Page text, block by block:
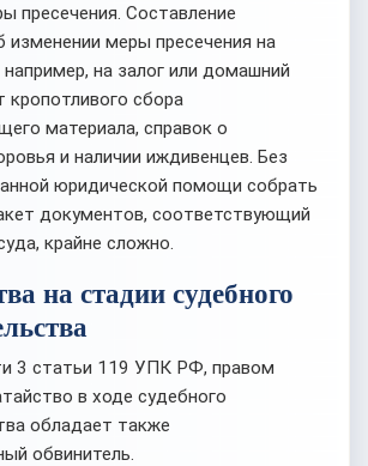
пресечения. Составление
изменении меры пресечения на
на залог или домашний
кропотливого сбора
материала, справок о
и наличии иждивенцев. Без
юридической помощи собрать
документов, соответствующий
крайне сложно.
на стадии судебного
3 статьи 119 УПК РФ, правом
в ходе судебного
обладает также
обвинитель.